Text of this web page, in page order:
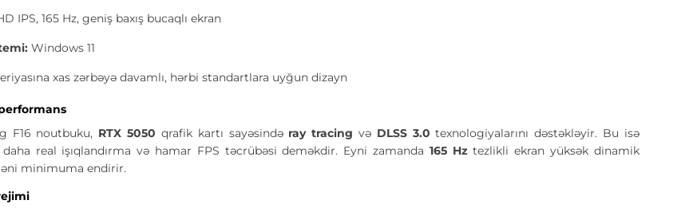
IPS, 165 Hz, geniş baxış bucaqlı ekran
Windows 11
xas zərbəyə davamlı, hərbi standartlara uyğun dizayn
F16 noutbuku, RTX 5050 qrafik kartı sayəsində ray tracing və DLSS 3.0 texnologiyalarını dəstəkləyir. Bu isə
real işıqlandırma və hamar FPS təcrübəsi deməkdir. Eyni zamanda 165 Hztezlikli ekran yüksək dinamik
minimuma endirir.